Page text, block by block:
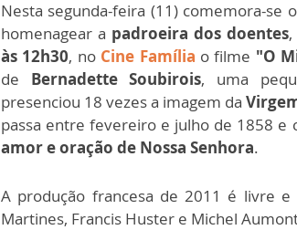
Nesta segunda-feira (11) comemora-se o
homenagear a padroeira dos doentes
às 12h30, no Cine Família o filme "O
de Bernadette Soubirois, uma
presenciou 18 vezes a imagem da
passa entre fevereiro e julho de 1858 e
amor e oração de Nossa Senhora.
A produção francesa de 2011 é livre e
Martines, Francis Huster e Michel